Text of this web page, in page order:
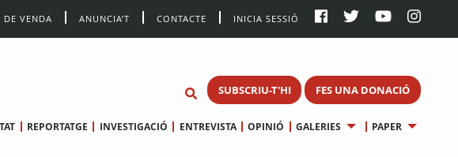
DE VENDA ANUNCIA’T CONTACTE INICIA SESSIÓ
SUBSCRIU-T'HI FES UNA DONACIÓ
REPORTATGE INVESTIGACIÓ ENTREVISTA OPINIÓ GALERIES PAPER